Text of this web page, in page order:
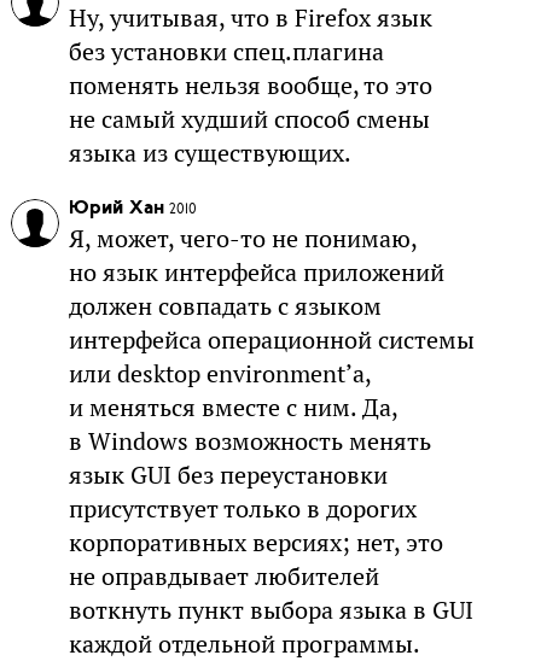
Ну, учитывая, что в Firefox язык
без установки спец.плагина
поменять нельзя вообще, то это
не самый худший способ смены
языка из существующих.
Юрий Хан 2010
Я, может, чего-то не понимаю,
но язык интерфейса приложений
должен совпадать с языком
интерфейса операционной системы
или desktop environment’а,
и меняться вместе с ним. Да,
в Windows возможность менять
язык GUI без переустановки
присутствует только в дорогих
корпоративных версиях; нет, это
не оправдывает любителей
воткнуть пункт выбора языка в GUI
каждой отдельной программы.